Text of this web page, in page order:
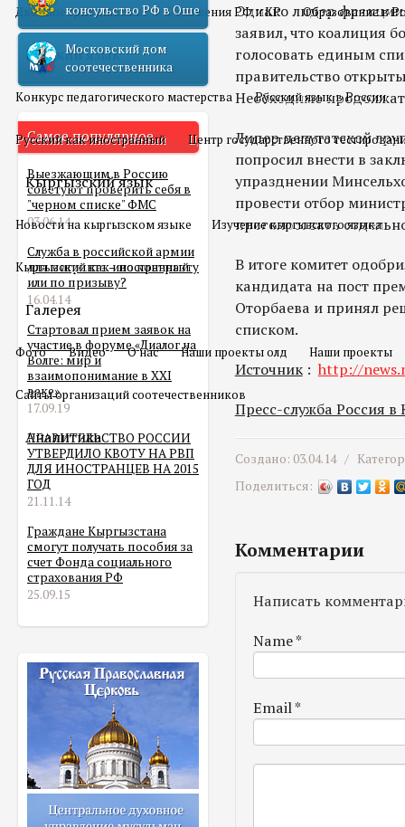
Двойное гражданство Отношения РФ и КР Образование в
Русский язык
Конкурс педагогического мастерства Русский язык в России
Русский как иностранный Центр государственного
Кыргызский язык
Новости на кыргызском языке Изучение кыргызского языка
Кыргызский как иностранный
Галерея
Фото Видео О нас Наши проекты олд Наши проекты
Сайты организаций соотечественников
Аналитика
консульство РФ в Оше
Московский дом
соотечественника
Самое популярное
Выезжающим в Россию
советуют проверить себя в
"черном списке" ФМС
03.06.14
Служба в российской армии
для мигранта – по контракту
или по призыву?
16.04.14
Стартовал прием заявок на
участие в форуме «Диалог на
Волге: мир и
взаимопонимание в XXI
веке»
17.09.19
ПРАВИТЕЛЬСТВО РОССИИ
УТВЕРДИЛО КВОТУ НА РВП
ДЛЯ ИНОСТРАНЦЕВ НА 2015
ГОД
21.11.14
Граждане Кыргызстана
смогут получать пособия за
счет Фонда социального
страхования РФ
25.09.15
Однако лидер
заявил, что коалиция
голосовать единым
правительство
Необходимо
Лидер депутатской
попросил внести в
упразднении
провести отбор
проголосовать
В итоге комитет
кандидата на пост
Оторбаева и принял
списком.
Источник: http://
Пресс-служба Россия в
Создано: 03.04.14 /
Поделиться:
Комментарии
Написать
Name*
Email*